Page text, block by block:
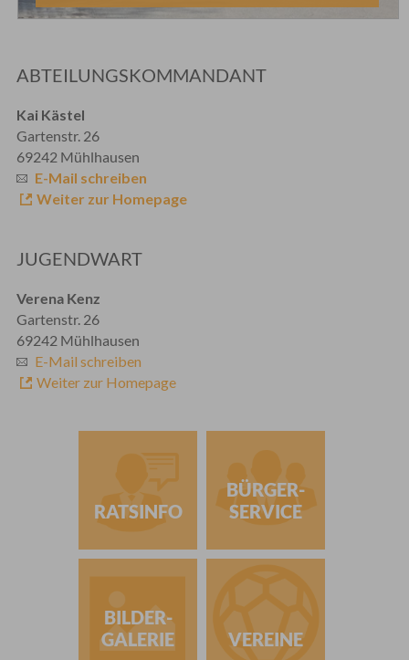
ABTEILUNGSKOMMANDANT
Kai Kästel
Gartenstr. 26
69242 Mühlhausen
E-Mail schreiben
Weiter zur Homepage
JUGENDWART
Verena Kenz
Gartenstr. 26
69242 Mühlhausen
E-Mail schreiben
Weiter zur Homepage
RATSINFO
BÜRGER-
SERVICE
BILDER-
GALERIE
VEREINE